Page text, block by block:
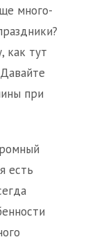
много-
как тут
при
есть